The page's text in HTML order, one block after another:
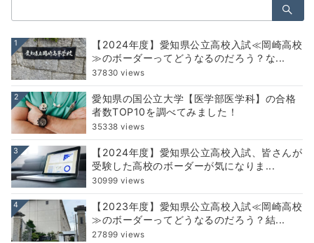
索：
1
【2024年度】愛知県公立高校入試≪岡崎高校
≫のボーダーってどうなるのだろう？な...
37830 views
2
愛知県の国公立大学【医学部医学科】の合格
者数TOP10を調べてみました！
35338 views
3
【2024年度】愛知県公立高校入試、皆さんが
受験した高校のボーダーが気になりま...
30999 views
4
【2023年度】愛知県公立高校入試≪岡崎高校
≫のボーダーってどうなるのだろう？結...
27899 views